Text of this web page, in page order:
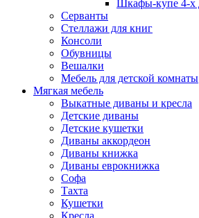
Шкафы-купе 4-х
Серванты
Стеллажи для книг
Консоли
Обувницы
Вешалки
Мебель для детской комнаты
Мягкая мебель
Выкатные диваны и кресла
Детские диваны
Детские кушетки
Диваны аккордеон
Диваны книжка
Диваны еврокнижка
Софа
Тахта
Кушетки
Кресла